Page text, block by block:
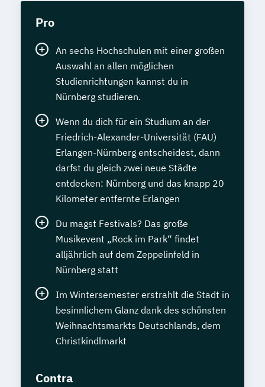
Pro
An sechs Hochschulen mit einer großen
Auswahl an allen möglichen
Studienrichtungen kannst du in
Nürnberg studieren.
Wenn du dich für ein Studium an der
Friedrich-Alexander-Universität (FAU)
Erlangen-Nürnberg entscheidest, dann
darfst du gleich zwei neue Städte
entdecken: Nürnberg und das knapp 20
Kilometer entfernte Erlangen
Du magst Festivals? Das große
Musikevent „Rock im Park“ findet
alljährlich auf dem Zeppelinfeld in
Nürnberg statt
Im Wintersemester erstrahlt die Stadt in
besinnlichem Glanz dank des schönsten
Weihnachtsmarkts Deutschlands, dem
Christkindlmarkt
Contra